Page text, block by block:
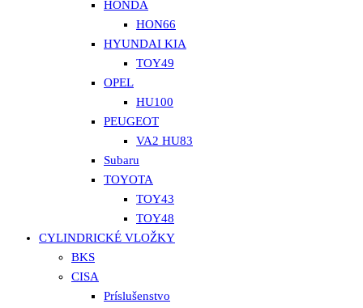
HONDA
HON66
HYUNDAI KIA
TOY49
OPEL
HU100
PEUGEOT
VA2 HU83
Subaru
TOYOTA
TOY43
TOY48
CYLINDRICKÉ VLOŽKY
BKS
CISA
Príslušenstvo